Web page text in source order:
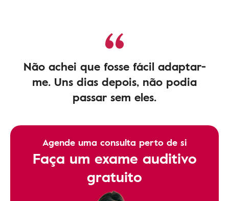
Não achei que fosse fácil adaptar-
me. Uns dias depois, não podia
passar sem eles.
Agende uma consulta perto de si
Faça um exame auditivo
gratuito